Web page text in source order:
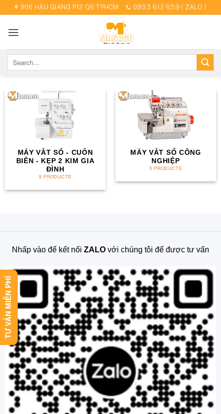
Skip
to
content
900 HẬU GIANG P12 Q6 TPHCM 0933 612 639 ( ZALO )
for:
MÁY VẮT SỔ - CUỐN
BIÊN - KẸP 2 KIM GIA
ĐÌNH
9 PRODUCTS
MÁY VẮT SỔ CÔNG
NGHIỆP
5 PRODUCTS
Nhấp vào để kết nối ZALO với chúng tôi để được tư vấn
TƯ VẤN MIỄN PHÍ